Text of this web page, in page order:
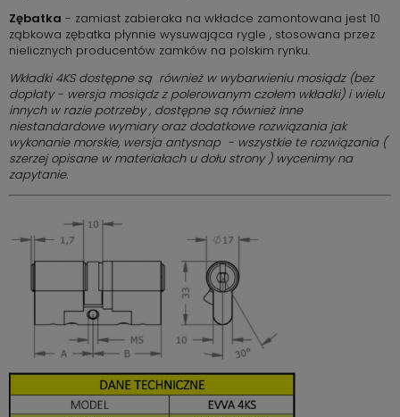
Zębatka - zamiast zabieraka na wkładce zamontowana jest 10
ząbkowa zębatka płynnie wysuwająca rygle , stosowana przez
nielicznych producentów zamków na polskim rynku.
Wkładki 4KS dostępne są również w wybarwieniu mosiądz (bez
dopłaty - wersja mosiądz z polerowanym czołem wkładki) i wielu
innych w razie potrzeby , dostępne są również inne
niestandardowe wymiary oraz dodatkowe rozwiązania jak
wykonanie morskie, wersja antysnap - wszystkie te rozwiązania (
szerzej opisane w materiałach u dołu strony ) wycenimy na
zapytanie.